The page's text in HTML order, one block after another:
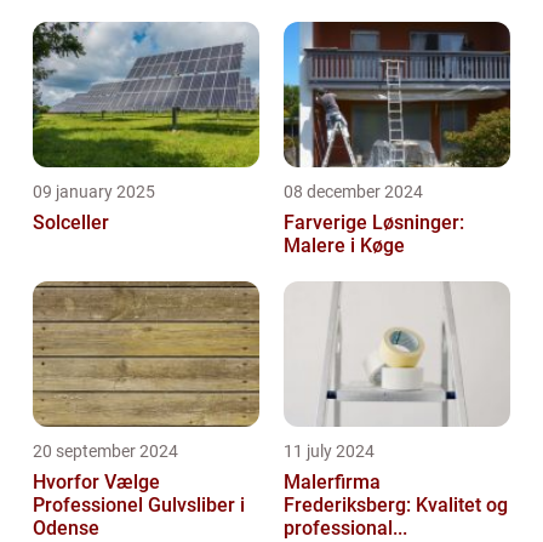
09 january 2025
Solceller
08 december 2024
Farverige Løsninger:
Malere i Køge
20 september 2024
Hvorfor Vælge
Professionel Gulvsliber i
Odense
11 july 2024
Malerfirma
Frederiksberg: Kvalitet og
professional...